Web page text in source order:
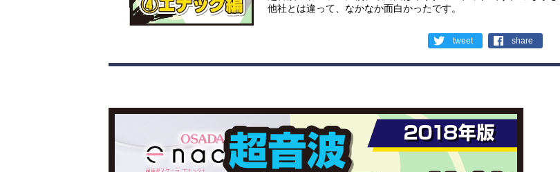
他社とは違って、なかなか面白かったです。
tweet share